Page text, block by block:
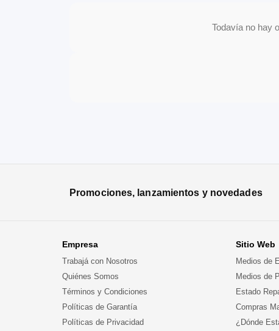
Todavía no hay
Promociones, lanzamientos y novedades
Empresa
Trabajá con Nosotros
Quiénes Somos
Términos y Condiciones
Políticas de Garantía
Políticas de Privacidad
Sitio Web
Medios de
Medios de
Estado
Compras
¿Dónde